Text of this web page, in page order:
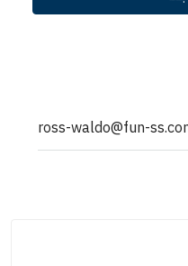
ross-waldo@fun-